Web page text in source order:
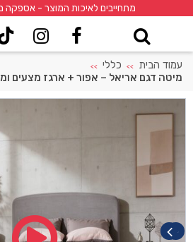
מתחייבים לאיכות המוצר - אספקה
עמוד הבית >> כללי >>
מיטה דגם אריאל – אפור + ארגז מצעים